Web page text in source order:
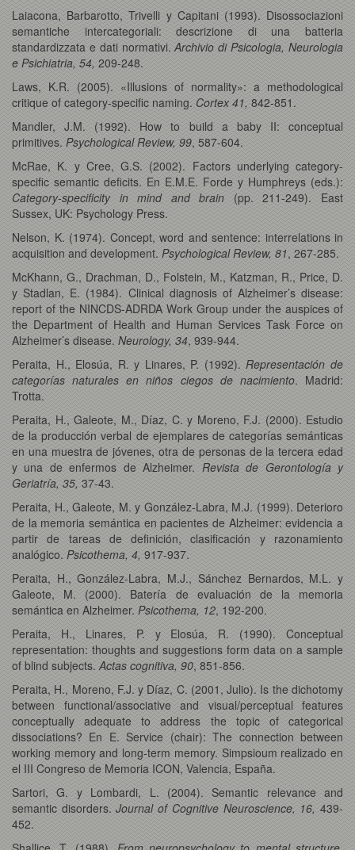
Laiacona, Barbarotto, Trivelli y Capitani (1993). Disossociazioni
semantiche intercategoriali: descrizione di una batteria
standardizzata e dati normativi.Archivio di Psicologia, Neurologia
e Psichiatria, 54, 209-248.
Laws, K.R. (2005). «Illusions of normality»: a methodological
critique of category-specific naming. Cortex 41, 842-851.
Mandler, J.M. (1992). How to build a baby II: conceptual
primitives. Psychological Review, 99, 587-604.
McRae, K. y Cree, G.S. (2002). Factors underlying category-
specific semantic deficits. En E.M.E. Forde y Humphreys (eds.):
Category-specificity in mind and brain (pp. 211-249). East
Sussex, UK: Psychology Press.
Nelson, K. (1974). Concept, word and sentence: interrelations in
acquisition and development. Psychological Review, 81, 267-285.
McKhann, G., Drachman, D., Folstein, M., Katzman, R., Price, D.
y Stadlan, E. (1984). Clinical diagnosis of Alzheimer’s disease:
report of the NINCDS-ADRDA Work Group under the auspices of
the Department of Health and Human Services Task Force on
Alzheimer’s disease. Neurology, 34, 939-944.
Peraita, H., Elosúa, R. y Linares, P. (1992). Representación de
categorías naturales en niños ciegos de nacimiento. Madrid:
Trotta.
Peraita, H., Galeote, M., Díaz, C. y Moreno, F.J. (2000). Estudio
de la producción verbal de ejemplares de categorías semánticas
en una muestra de jóvenes, otra de personas de la tercera edad
y una de enfermos de Alzheimer. Revista de Gerontología y
Geriatría, 35, 37-43.
Peraita, H., Galeote, M. y González-Labra, M.J. (1999). Deterioro
de la memoria semántica en pacientes de Alzheimer: evidencia a
partir de tareas de definición, clasificación y razonamiento
analógico. Psicothema, 4, 917-937.
Peraita, H., González-Labra, M.J., Sánchez Bernardos, M.L. y
Galeote, M. (2000). Batería de evaluación de la memoria
semántica en Alzheimer. Psicothema, 12, 192-200.
Peraita, H., Linares, P. y Elosúa, R. (1990). Conceptual
representation: thoughts and suggestions form data on a sample
of blind subjects. Actas cognitiva, 90, 851-856.
Peraita, H., Moreno, F.J. y Díaz, C. (2001, Julio). Is the dichotomy
between functional/associative and visual/perceptual features
conceptually adequate to address the topic of categorical
dissociations? En E. Service (chair): The connection between
working memory and long-term memory. Simpsioum realizado en
el III Congreso de Memoria ICON, Valencia, España.
Sartori, G. y Lombardi, L. (2004). Semantic relevance and
semantic disorders.Journal of Cognitive Neuroscience, 16, 439-
452.